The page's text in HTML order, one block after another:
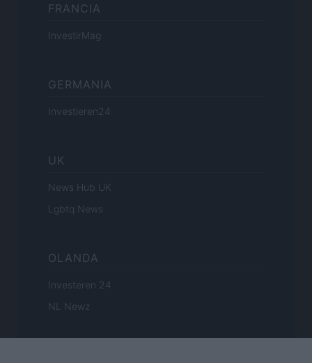
FRANCIA
InvestirMag
GERMANIA
Investieren24
UK
News Hub UK
Lgbtq News
OLANDA
Investeren 24
NL Newz